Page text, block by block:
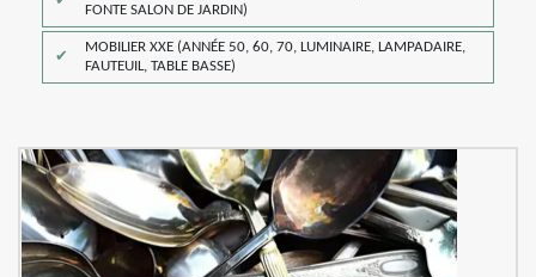
FONTE SALON DE JARDIN)
MOBILIER XXE (ANNÉE 50, 60, 70, LUMINAIRE, LAMPADAIRE,
FAUTEUIL, TABLE BASSE)